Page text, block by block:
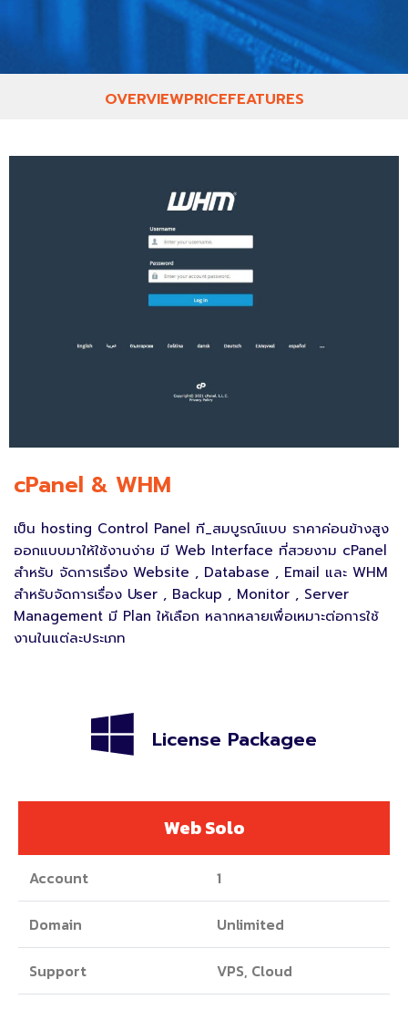
OVERVIEWPRICEFEATURES
cPanel & WHM
เป็น hosting Control Panel ที_สมบูรณ์แบบ ราคาค่อนข้างสูง
ออกแบบมาให้ใช้งานง่าย มี Web Interface ที่สวยงาม cPanel
สำหรับ จัดการเรื่อง Website , Database , Email และ WHM
สำหรับจัดการเรื่อง User , Backup , Monitor , Server
Management มี Plan ให้เลือก หลากหลายเพื่อเหมาะต่อการใช้
งานในแต่ละประเภท
License Packagee
Web Solo
Account 1
Domain Unlimited
Support VPS, Cloud